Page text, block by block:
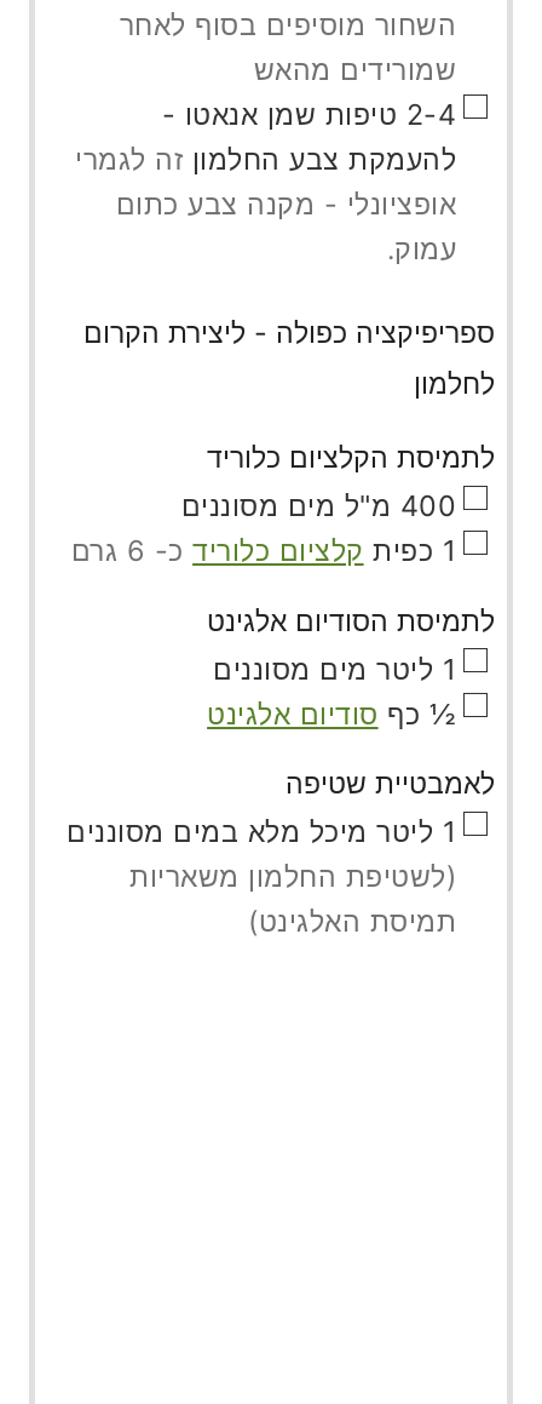
השחור מוסיפים בסוף לאחר
שמורידים מהאש
▢
2-4 טיפות שמן אנאטו -
להעמקת צבע החלמון זה לגמרי
אופציונלי - מקנה צבע כתום
עמוק.
ספריפיקציה כפולה - ליצירת הקרום
לחלמון
לתמיסת הקלציום כלוריד
▢
400 מ"ל מים מסוננים
▢
1 כפית קלציום כלוריד כ- 6 גרם
לתמיסת הסודיום אלגינט
▢
1 ליטר מים מסוננים
▢
½ כף סודיום אלגינט
לאמבטיית שטיפה
▢
1 ליטר מיכל מלא במים מסוננים
(לשטיפת החלמון משאריות
תמיסת האלגינט)